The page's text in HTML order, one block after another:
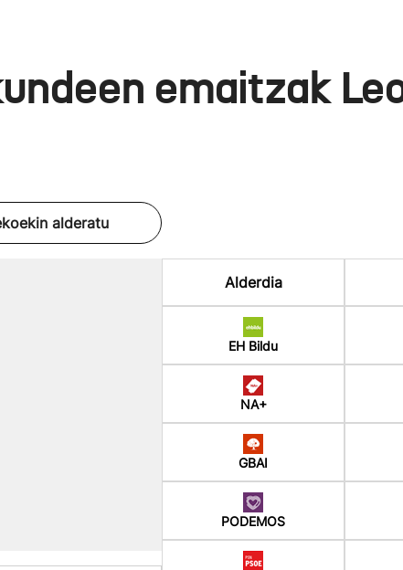
emaitzak
alderatu
Alderdia
EH Bildu
NA+
GBAI
PODEMOS